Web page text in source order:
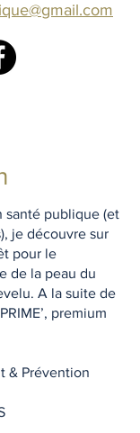
santé publique (et
je découvre sur
pour le
de la peau du
A la suite de
premium
& Prévention